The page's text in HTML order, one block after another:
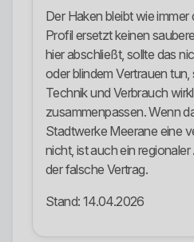
Der Haken bleibt wie immer
Profil ersetzt keinen
hier abschließt, sollte das
oder blindem Vertrauen
Technik und Verbrauch
zusammenpassen. Wenn
Stadtwerke Meerane eine
nicht, ist auch ein
der falsche Vertrag.
Stand: 14.04.2026